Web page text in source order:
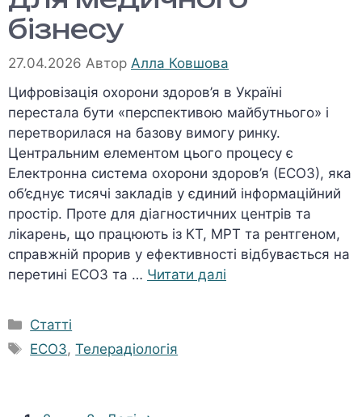
бізнесу
27.04.2026 Автор Алла Ковшова
Цифровізація охорони здоров’я в Україні
перестала бути «перспективою майбутнього» і
перетворилася на базову вимогу ринку.
Центральним елементом цього процесу є
Електронна система охорони здоров’я (ЕСОЗ), яка
об’єднує тисячі закладів у єдиний інформаційний
простір. Проте для діагностичних центрів та
лікарень, що працюють із КТ, МРТ та рентгеном,
справжній прорив у ефективності відбувається на
перетині ЕСОЗ та … Читати далі
Категорії
Статті
Позначки
ЕСОЗ,Телерадіологія